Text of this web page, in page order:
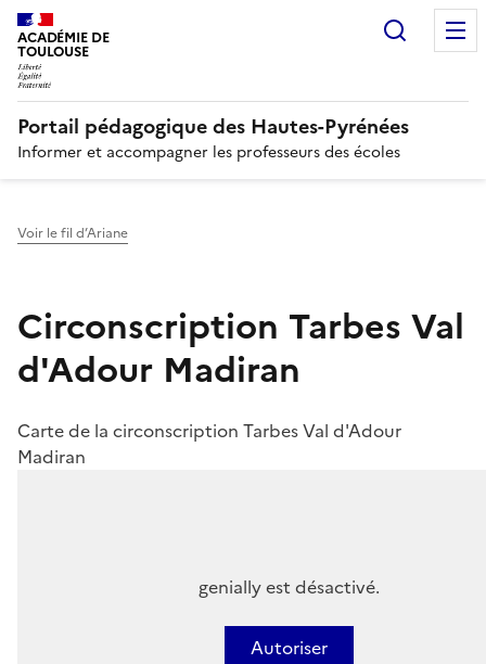
ACADÉMIE DE
TOULOUSE
Portail pédagogique des Hautes-Pyrénées
Informer et accompagner les professeurs des écoles
Voir le fil d’Ariane
Circonscription Tarbes Val
d'Adour Madiran
Carte de la circonscription Tarbes Val d'Adour
Madiran
genially est désactivé.
Autoriser